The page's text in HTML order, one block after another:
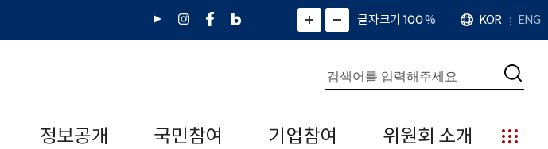
유
인
페
네
그
)
화
면
면
소
확
대
치
글자크기 100%
언
어
KOR ENG
통
합
검
색
검
정보공개 국민참여 기업참여 위원회 소개
누